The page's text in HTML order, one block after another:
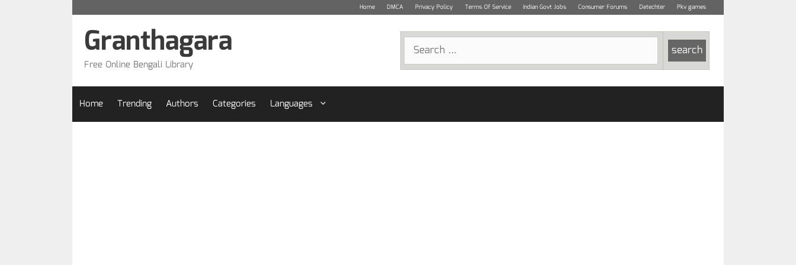
Home DMCA Privacy Policy Terms Of Service Indian Govt Jobs Consumer Forums Detechter Pkv games
Search
for:
Granthagara
Free Online Bengali Library
Home Trending Authors Categories Languages